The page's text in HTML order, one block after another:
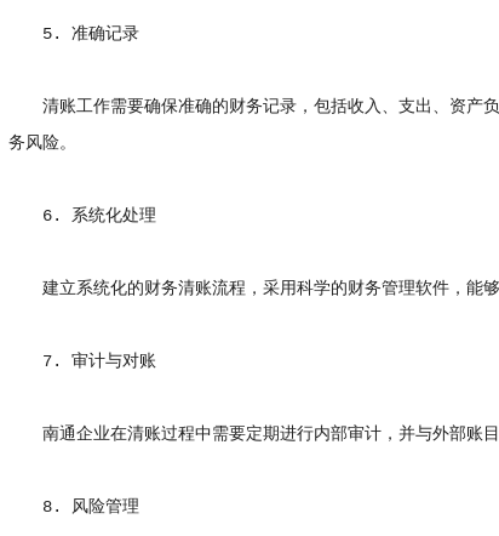
5. 准确记录
清账工作需要确保准确的财务记录，包括收入、支出、资产
务风险。
6. 系统化处理
建立系统化的财务清账流程，采用科学的财务管理软件，能够
7. 审计与对账
南通企业在清账过程中需要定期进行内部审计，并与外部账目
8. 风险管理